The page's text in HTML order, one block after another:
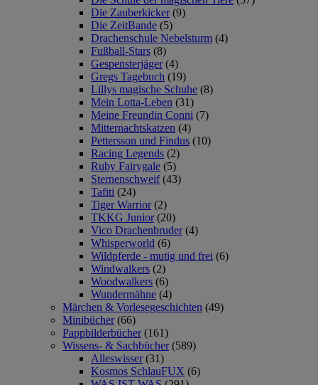
Die Zauberkicker (9)
Die ZeitBande (5)
Drachenschule Nebelsturm (4)
Fußball-Stars (8)
Gespensterjäger (4)
Gregs Tagebuch (19)
Lillys magische Schuhe (8)
Mein Lotta-Leben (31)
Meine Freundin Conni (7)
Mitternachtskatzen (4)
Pettersson und Findus (10)
Racing Legends (2)
Ruby Fairygale (5)
Sternenschweif (43)
Tafiti (24)
Tiger Warrior (2)
TKKG Junior (20)
Vico Drachenbruder (4)
Whisperworld (6)
Wildpferde - mutig und frei (6)
Windwalkers (2)
Woodwalkers (6)
Wundermähne (4)
Märchen & Vorlesegeschichten (49)
Minibücher (66)
Pappbilderbücher (161)
Wissens- & Sachbücher (589)
Alleswisser (31)
Kosmos SchlauFUX (6)